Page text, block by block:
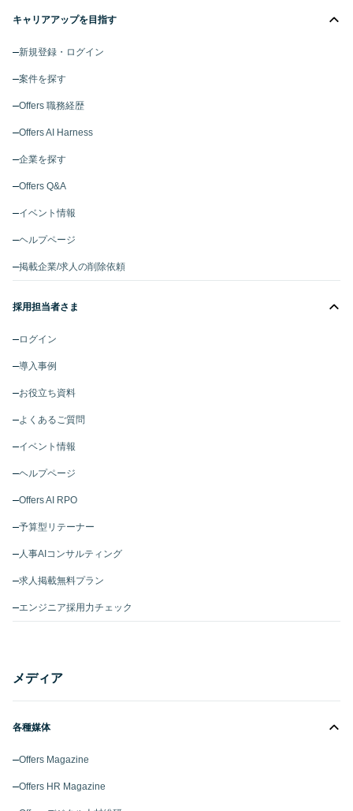
キャリアアップを目指す
新規登録・ログイン
案件を探す
Offers 職務経歴
Offers AI Harness
企業を探す
Offers Q&A
イベント情報
ヘルプページ
掲載企業/求人の削除依頼
採用担当者さま
ログイン
導入事例
お役立ち資料
よくあるご質問
イベント情報
ヘルプページ
Offers AI RPO
予算型リテーナー
人事AIコンサルティング
求人掲載無料プラン
エンジニア採用力チェック
メディア
各種媒体
Offers Magazine
Offers HR Magazine